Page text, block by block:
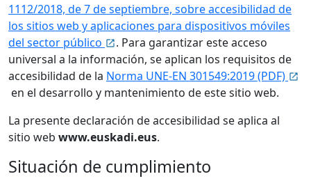
1112/2018, de 7 de septiembre, sobre accesibilidad de
los sitios web y aplicaciones para dispositivos móviles
del sector público
. Para garantizar este acceso
universal a la información, se aplican los requisitos de
accesibilidad de la Norma UNE-EN 301549:2019 (PDF)
en el desarrollo y mantenimiento de este sitio web.
La presente declaración de accesibilidad se aplica al
sitio web www.euskadi.eus.
Situación de cumplimiento